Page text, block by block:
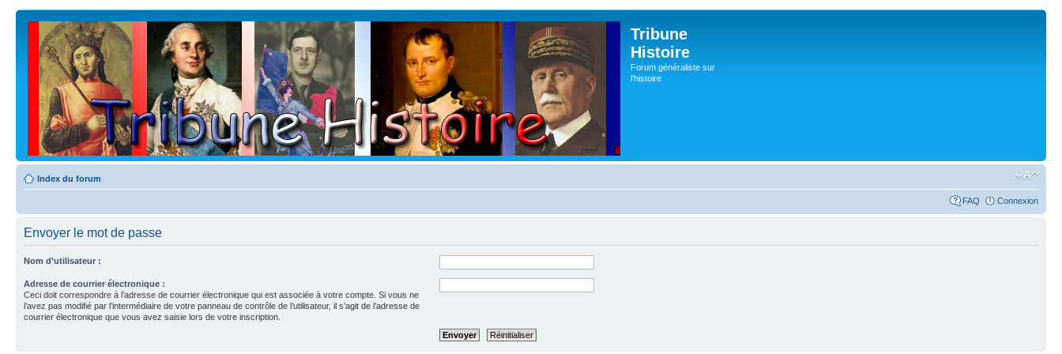
Tribune
Histoire
Forum généraliste sur
l'histoire
Index du forum
FAQ Connexion
Envoyer le mot de passe
Nom d’utilisateur :
Adresse de courrier électronique :
Ceci doit correspondre à l’adresse de courrier électronique qui est associée à votre compte. Si vous ne
l’avez pas modifié par l’intermédiaire de votre panneau de contrôle de l’utilisateur, il s’agit de l’adresse de
courrier électronique que vous avez saisie lors de votre inscription.